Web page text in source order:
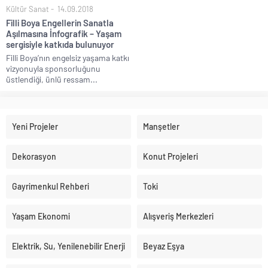
Kültür Sanat 14.09.2018
Filli Boya Engellerin Sanatla
Aşılmasına İnfografik – Yaşam
sergisiyle katkıda bulunuyor
Filli Boya’nın engelsiz yaşama katkı
vizyonuyla sponsorluğunu
üstlendiği, ünlü ressam...
Yeni Projeler Manşetler
Dekorasyon Konut Projeleri
Gayrimenkul Rehberi Toki
Yaşam Ekonomi Alışveriş Merkezleri
Elektrik, Su, Yenilenebilir Enerji Beyaz Eşya